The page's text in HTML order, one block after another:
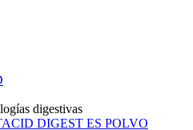
digestivas
DIGEST ES POLVO